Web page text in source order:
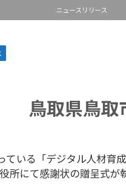
ニュースリリース
鳥取県鳥
ている「デジタル人材育
所にて感謝状の贈呈式